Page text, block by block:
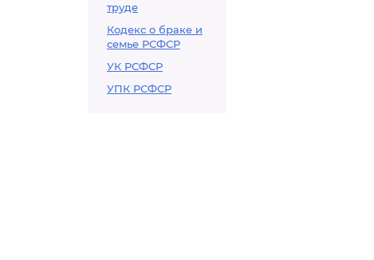
труде
Кодекс о браке и
семье РСФСР
УК РСФСР
УПК РСФСР